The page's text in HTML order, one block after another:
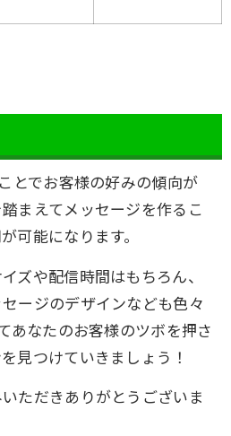
とでお客様の好みの傾向が
まえてメッセージを作るこ
可能になります。
ズや配信時間はもちろん、
ージのデザインなども色々
あなたのお客様のツボを押さ
見つけていきましょう！
ただきありがとうございま